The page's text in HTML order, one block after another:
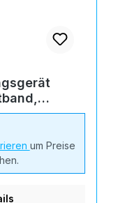
um Preise